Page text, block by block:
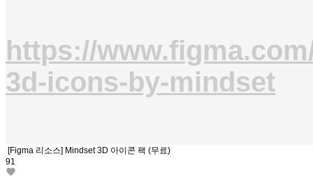
https://
3d-icons-by-mindset
[Figma 리소스] Mindset 3D 아이콘 팩 (무료)
91